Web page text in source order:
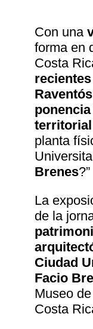
Con una
forma en
Costa
Raventós
ponencia
territorial
planta
Brenes?”
La
de la
Ciudad
Facio
Museo
Costa